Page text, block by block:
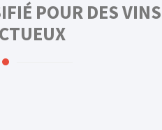
POUR DES VINS